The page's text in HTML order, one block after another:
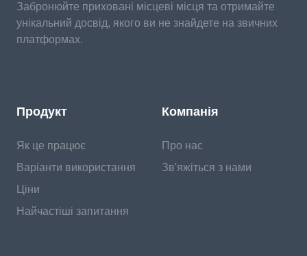
Забронюйте приховані місцеві місця та отримайте
унікальний досвід, якого ви не знайдете на звичних
платформах.
Продукт
Як це працює
Варіанти використання
Ціни
Найчастіші запитання
Компанія
Про нас
Зв'яжіться з нами